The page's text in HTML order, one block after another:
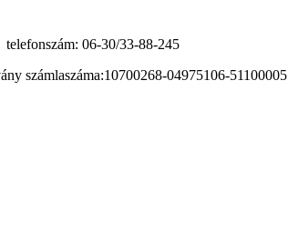
telefonszám: 06-30/33-88-245
számlaszáma:10700268-04975106-51100005